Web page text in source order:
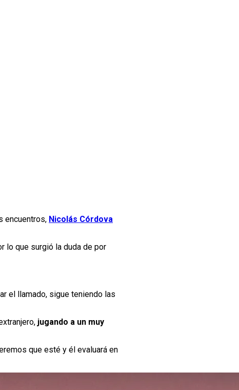
encuentros, Nicolás Córdova
lo que surgió la duda de por
el llamado, sigue teniendo las
jugando a un muy
que esté y él evaluará en